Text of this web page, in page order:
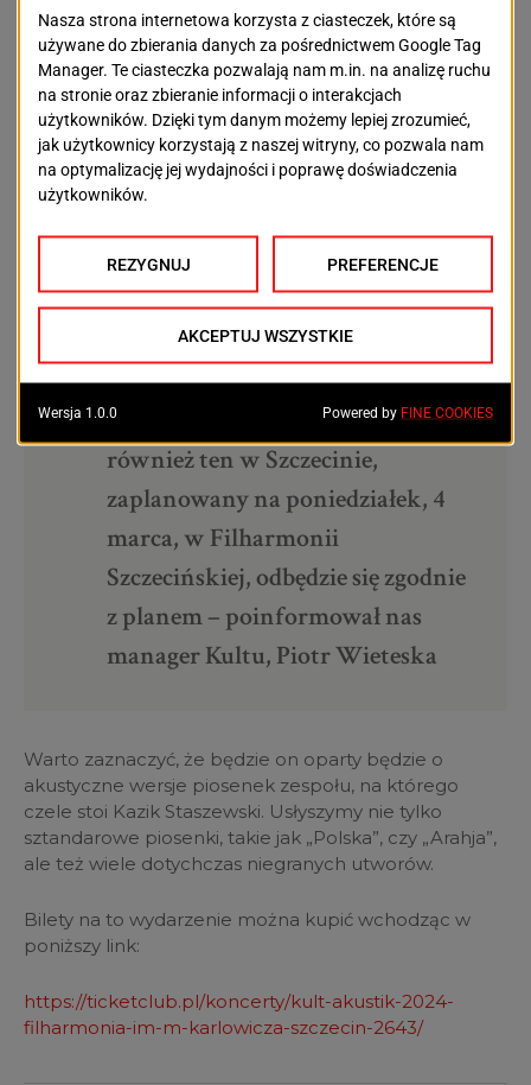
sprawie na wysokości zadania i
prawda zostanie wyjaśniona.
Co z poniedziałkowym
koncertem?
Na szczęście wszyscy fani zespołu Kult mogą spać
spokojnie. Zespół w pełnym składzie przygotowuje się
– Najbliższe koncerty, w tym
również ten w Szczecinie,
zaplanowany na poniedziałek, 4
marca, w Filharmonii
Szczecińskiej, odbędzie się zgodnie
z planem – poinformował nas
manager Kultu, Piotr Wieteska
Warto zaznaczyć, że będzie on oparty będzie o
akustyczne wersje piosenek zespołu, na którego
czele stoi Kazik Staszewski. Usłyszymy nie tylko
sztandarowe piosenki, takie jak „Polska”, czy „Arahja”,
ale też wiele dotychczas niegranych utworów.
Bilety na to wydarzenie można kupić wchodząc w
poniższy link:
https://ticketclub.pl/koncerty/kult-akustik-2024-
filharmonia-im-m-karlowicza-szczecin-2643/